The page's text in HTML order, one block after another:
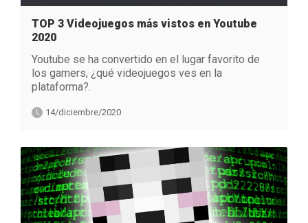
TOP 3 Videojuegos más vistos en Youtube
2020
Youtube se ha convertido en el lugar favorito de
los gamers, ¿qué videojuegos ves en la
plataforma?.
14/diciembre/2020